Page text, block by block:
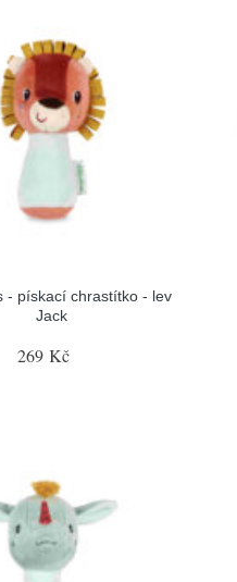
- pískací chrastítko - lev
Jack
269 Kč